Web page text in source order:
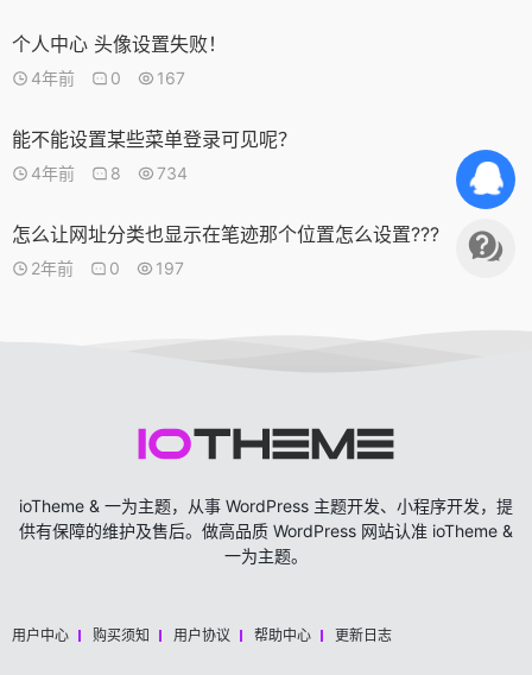
个人中心 头像设置失败！
4年前 0 167
能不能设置某些菜单登录可见呢？
4年前 8 734
怎么让网址分类也显示在笔迹那个位置怎么设置???
2年前 0 197
ioTheme & 一为主题，从事 WordPress 主题开发、小程序开发，提
供有保障的维护及售后。做高品质 WordPress 网站认准 ioTheme &
一为主题。
用户中心 购买须知 用户协议 帮助中心 更新日志